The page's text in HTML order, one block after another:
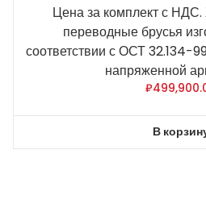
Цена за комплект с
переводные брусья
соответствии с ОСТ 32.134-
напряженной
₽
В